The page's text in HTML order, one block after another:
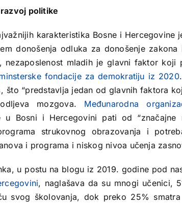
politike
karakteristika Bosne i Hercegovine
donošenja odluka za donošenje
nezaposlenost mladih je glavni faktor koji
fondacije za demokratiju iz 2020
što “predstavlja jedan od glavnih faktora
mozgova. Međunarodna
u Bosni i Hercegovini pati od “značajne
strukovnog obrazovanja i
i programa i niskog nivoa učenja
u postu na blogu iz 2019. godine pod
, naglašava da su mnogi učenici,
svog školovanja, dok preko 25%